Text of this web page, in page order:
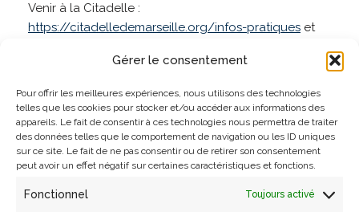
Gérer le consentement
Pour offrir les meilleures expériences, nous utilisons des technologies
telles que les cookies pour stocker et/ou accéder aux informations des
appareils. Le fait de consentir à ces technologies nous permettra de traiter
des données telles que le comportement de navigation ou les ID uniques
sur ce site. Le fait de ne pas consentir ou de retirer son consentement
peut avoir un effet négatif sur certaines caractéristiques et fonctions.
Fonctionnel Toujours activé
Venir à la Citadelle :
https://citadelledemarseille.org/infos-pratiques et